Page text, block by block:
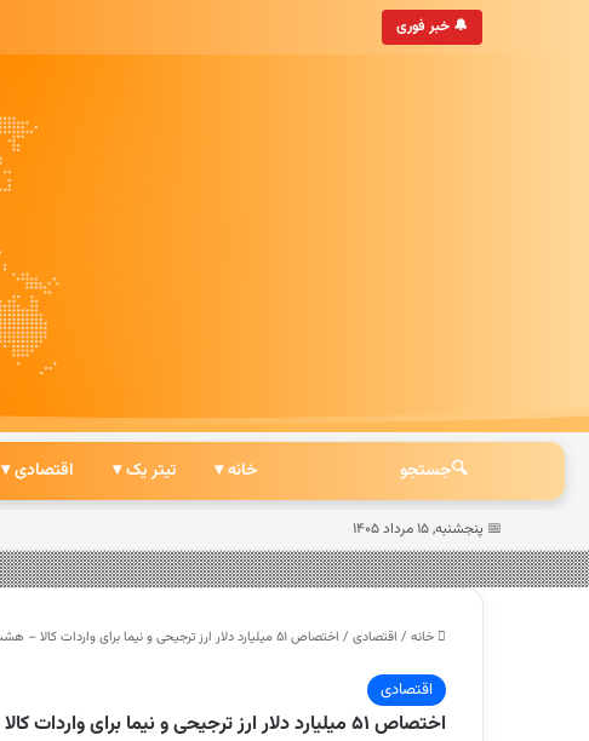
🔔 خبر فوریخبرگزاری ایرانی
🔍جستجو خانه ▾ تیتر یک ▾ اقتصادی ▾
📅 پنجشنبه, ۱۵ مرداد ۱۴۰۵
خانه / اقتصادی / اختصاص ۵۱ میلیارد دلار ارز ترجیحی و نیما برای واردات کالا – هشت صبح
اقتصادی
اختصاص ۵۱ میلیارد دلار ارز ترجیحی و نیما برای واردات کالا – هشت صبح